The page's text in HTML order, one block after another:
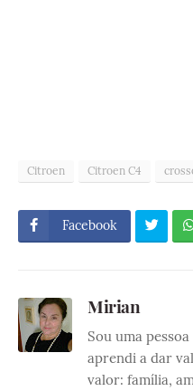
Citroen Citroen C4
Facebook
Mirian
Sou uma
aprendi a dar
valor: família,